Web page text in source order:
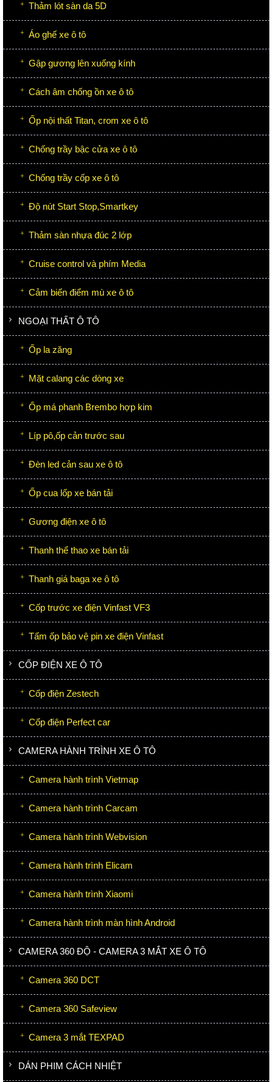
Thảm lót sàn da 5D
Áo ghế xe ô tô
Gập gương lên xuống kính
Cách âm chống ồn xe ô tô
Ốp nội thất Titan, crom xe ô tô
Chống trầy bậc cửa xe ô tô
Chống trầy cốp xe ô tô
Độ nút Start Stop,Smartkey
Thảm sàn nhựa đúc 2 lớp
Cruise control và phím Media
Cảm biến điểm mù xe ô tô
NGOẠI THẤT Ô TÔ
Ốp la zăng
Mặt calang các dòng xe
Ốp má phanh Brembo hợp kim
Líp pô,ốp cản trước sau
Đèn led cản sau xe ô tô
Ốp cua lốp xe bán tải
Gương điện xe ô tô
Thanh thể thao xe bán tải
Thanh giá baga xe ô tô
Cốp trước xe điện Vinfast VF3
Tấm ốp bảo vệ pin xe điện Vinfast
CỐP ĐIỆN XE Ô TÔ
Cốp điện Zestech
Cốp điện Perfect car
CAMERA HÀNH TRÌNH XE Ô TÔ
Camera hành trình Vietmap
Camera hành trình Carcam
Camera hành trình Webvision
Camera hành trình Elicam
Camera hành trình Xiaomi
Camera hành trình màn hình Android
CAMERA 360 ĐỘ - CAMERA 3 MẮT XE Ô TÔ
Camera 360 DCT
Camera 360 Safeview
Camera 3 mắt TEXPAD
DÁN PHIM CÁCH NHIỆT